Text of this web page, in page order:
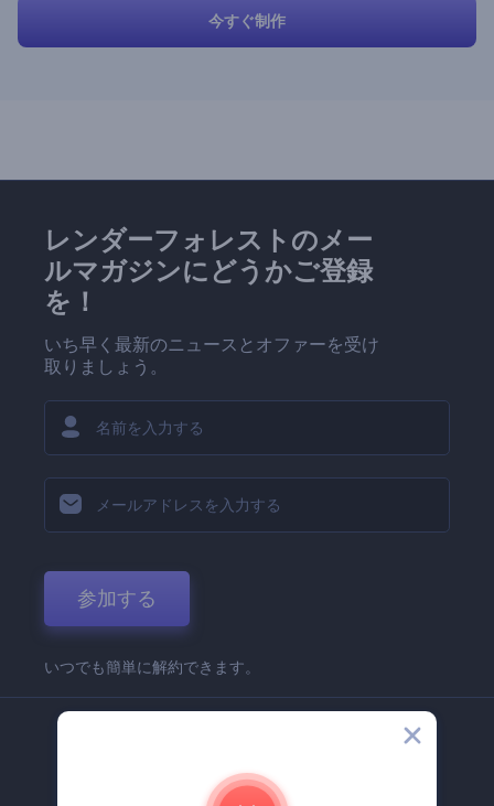
今すぐ制作
レンダーフォレストのメー
ルマガジンにどうかご登録
を！
いち早く最新のニュースとオファーを受け
取りましょう。
参加する
いつでも簡単に解約できます。
Renderforest 企業情報